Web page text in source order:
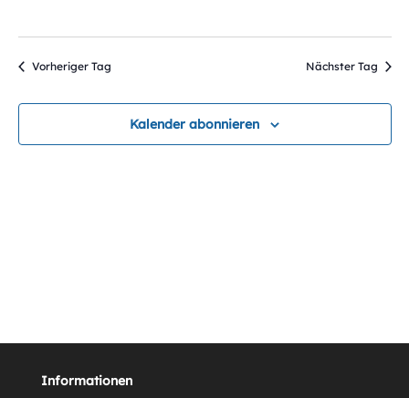
Vorheriger Tag Nächster Tag
Kalender abonnieren
Informationen